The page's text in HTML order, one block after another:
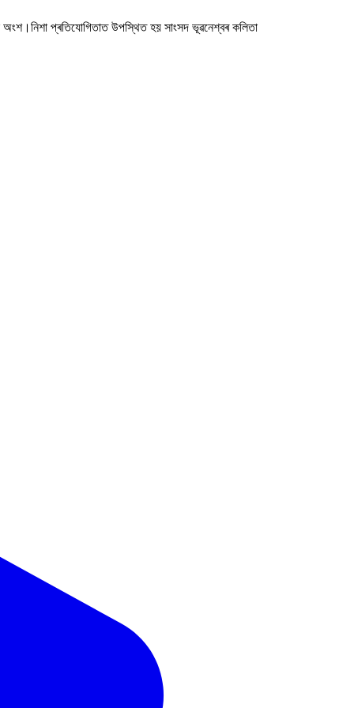
অংশ।নিশা প্ৰতিযোগিতাত উপস্থিত হয় সাংসদ ভূৱনেশ্বৰ কলিতা